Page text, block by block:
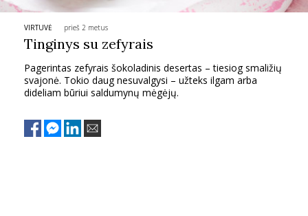
VIRTUVĖ prieš 2 metus
Tinginys su zefyrais
Pagerintas zefyrais šokoladinis desertas – tiesiog smaližių
svajonė. Tokio daug nesuvalgysi – užteks ilgam arba
dideliam būriui saldumynų mėgėjų.